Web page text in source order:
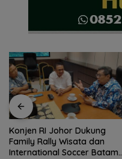
Ratusan Wisatawan Malaysia
Ramaikan Family Rally
Wisata Season 3 di Batam